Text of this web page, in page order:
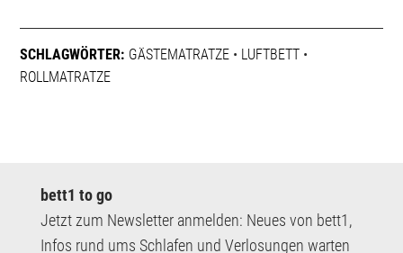
SCHLAGWÖRTER: GÄSTEMATRATZE • LUFTBETT •
ROLLMATRATZE
bett1 to go
Jetzt zum Newsletter anmelden: Neues von bett1,
Infos rund ums Schlafen und Verlosungen warten